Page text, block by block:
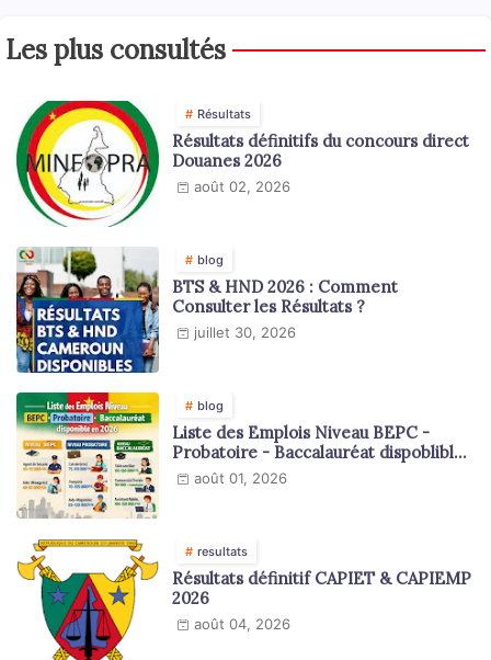
Les plus consultés
Résultats
Résultats définitifs du concours direct
Douanes 2026
août 02, 2026
blog
BTS & HND 2026 : Comment
Consulter les Résultats ?
juillet 30, 2026
blog
Liste des Emplois Niveau BEPC -
Probatoire - Baccalauréat dispoblible
en 2026
août 01, 2026
resultats
Résultats définitif CAPIET & CAPIEMP
2026
août 04, 2026